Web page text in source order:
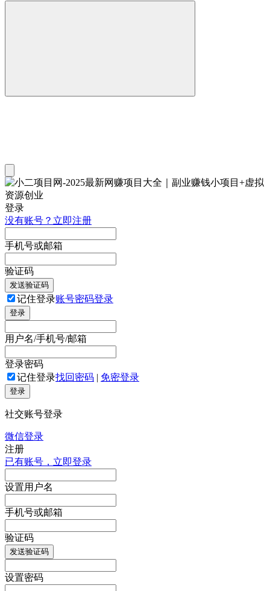
登录
没有账号？立即注册
手机号或邮箱
验证码
发送验证码
记住登录账号密码登录
登录
用户名/手机号/邮箱
登录密码
记住登录找回密码 | 免密登录
登录
社交账号登录
微信登录
注册
已有账号，立即登录
设置用户名
手机号或邮箱
验证码
发送验证码
设置密码